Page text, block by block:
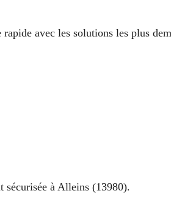
avec les solutions les plus
sécurisée à Alleins (13980).